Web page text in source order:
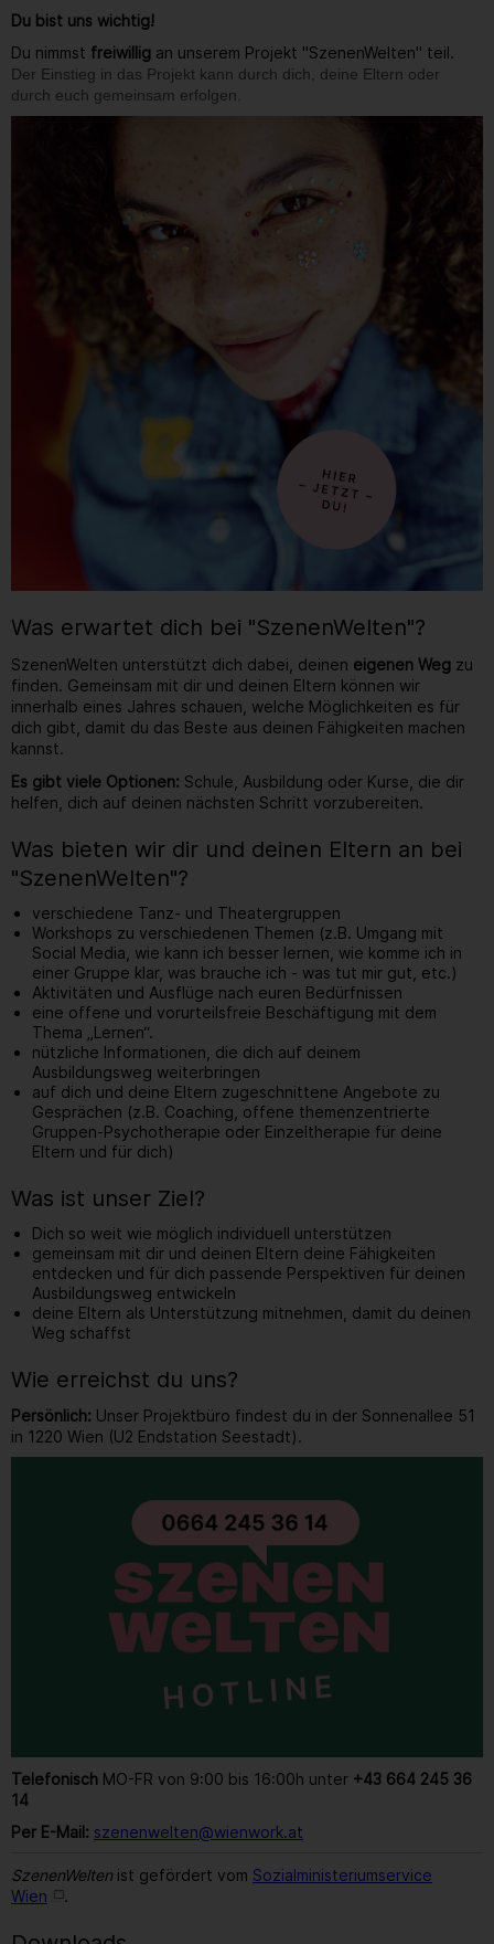
Du bist uns wichtig!
Du nimmst freiwillig an unserem Projekt "SzenenWelten" teil.
Der Einstieg in das Projekt kann durch dich, deine Eltern oder
durch euch gemeinsam erfolgen.
Was erwartet dich bei "SzenenWelten"?
SzenenWelten unterstützt dich dabei, deinen eigenen Weg zu
finden. Gemeinsam mit dir und deinen Eltern können wir
innerhalb eines Jahres schauen, welche Möglichkeiten es für
dich gibt, damit du das Beste aus deinen Fähigkeiten machen
kannst.
Es gibt viele Optionen: Schule, Ausbildung oder Kurse, die dir
helfen, dich auf deinen nächsten Schritt vorzubereiten.
Was bieten wir dir und deinen Eltern an bei
"SzenenWelten"?
verschiedene Tanz- und Theatergruppen
Workshops zu verschiedenen Themen (z.B. Umgang mit
Social Media, wie kann ich besser lernen, wie komme ich in
einer Gruppe klar, was brauche ich - was tut mir gut, etc.)
Aktivitäten und Ausflüge nach euren Bedürfnissen
eine offene und vorurteilsfreie Beschäftigung mit dem
Thema „Lernen“.
nützliche Informationen, die dich auf deinem
Ausbildungsweg weiterbringen
auf dich und deine Eltern zugeschnittene Angebote zu
Gesprächen (z.B. Coaching, offene themenzentrierte
Gruppen-Psychotherapie oder Einzeltherapie für deine
Eltern und für dich)
Was ist unser Ziel?
Dich so weit wie möglich individuell unterstützen
gemeinsam mit dir und deinen Eltern deine Fähigkeiten
entdecken und für dich passende Perspektiven für deinen
Ausbildungsweg entwickeln
deine Eltern als Unterstützung mitnehmen, damit du deinen
Weg schaffst
Wie erreichst du uns?
Persönlich: Unser Projektbüro findest du in der Sonnenallee 51
in 1220 Wien (U2 Endstation Seestadt).
Telefonisch MO-FR von 9:00 bis 16:00h unter +43 664 245 36
14
Per E-Mail: szenenwelten@wienwork.at
SzenenWelten ist gefördert vom Sozialministeriumservice
Wien
.